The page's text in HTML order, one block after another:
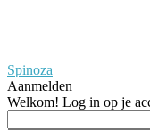
Spinoza
Aanmelden
Welkom! Log in op je